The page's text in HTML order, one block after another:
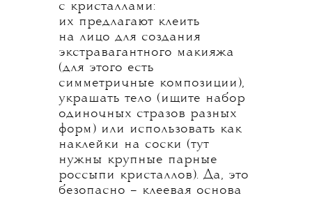
с кристаллами:
их предлагают клеить
на лицо для создания
экстравагантного макияжа
(для этого есть
симметричные композиции),
украшать тело (ищите набор
одиночных стразов разных
форм) или использовать как
наклейки на соски (тут
нужны крупные парные
россыпи кристаллов). Да, это
безопасно – клеевая основа